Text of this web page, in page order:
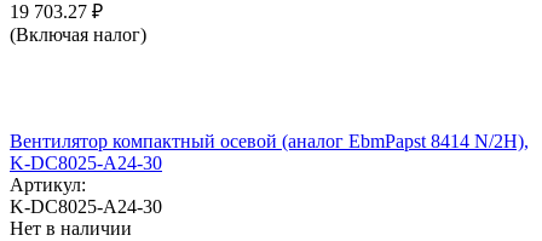
19 703.27 ₽
(Включая налог)
Вентилятор компактный осевой (аналог EbmPapst 8414 N/2H),
K-DC8025-A24-30
Артикул:
K-DC8025-A24-30
Нет в наличии